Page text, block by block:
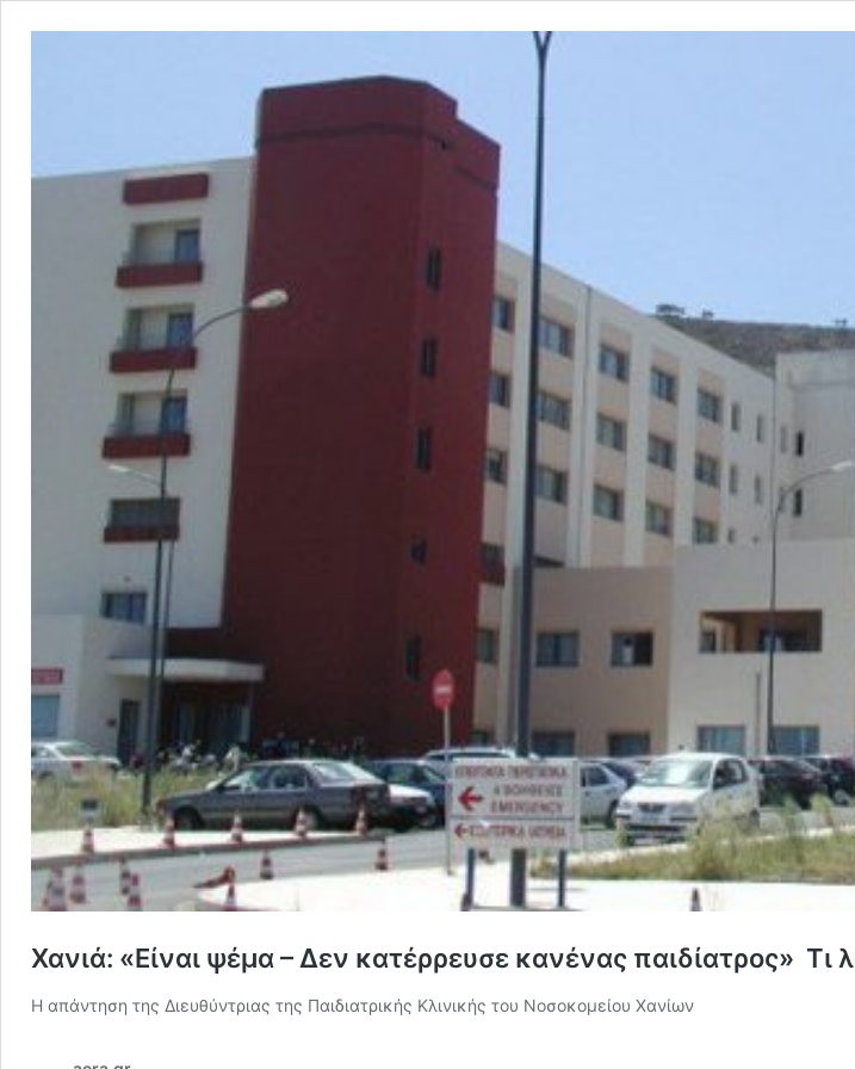
Χανιά: «Είναι ψέμα – Δεν κατέρρευσε κανένας παιδίατρος» Τι
Η απάντηση της Διευθύντριας της Παιδιατρικής Κλινικής του Νοσοκομείου Χανίων